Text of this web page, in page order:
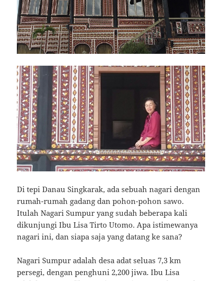
Di tepi Danau Singkarak, ada sebuah nagari dengan
rumah-rumah gadang dan pohon-pohon sawo.
Itulah Nagari Sumpur yang sudah beberapa kali
dikunjungi Ibu Lisa Tirto Utomo. Apa istimewanya
nagari ini, dan siapa saja yang datang ke sana?
Nagari Sumpur adalah desa adat seluas 7,3 km
persegi, dengan penghuni 2,200 jiwa. Ibu Lisa